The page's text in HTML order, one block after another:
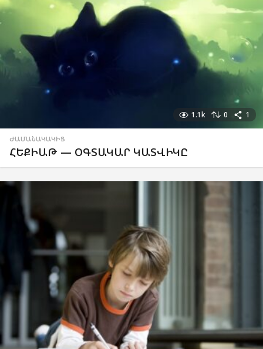
1.1k 0 1
ԺԱՄԱՆԱԿԱԿԻՑ
ՀԵՔԻԱԹ — ՕԳՏԱԿԱՐ ԿԱՏՎԻԿԸ